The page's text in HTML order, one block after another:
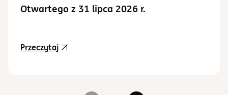
Otwartego z 31 lipca 2026 r.
Przeczytajaktualność Aktualizacja Prospektu